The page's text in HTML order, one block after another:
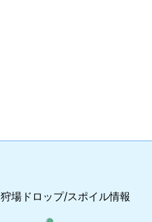
狩場ドロップ/スポイル情報